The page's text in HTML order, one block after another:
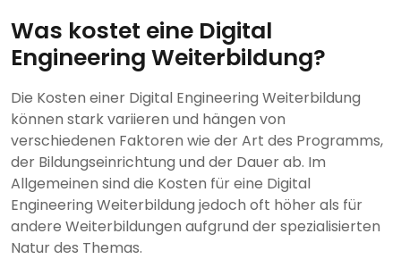
Was kostet eine Digital
Engineering Weiterbildung?
Die Kosten einer Digital Engineering Weiterbildung
können stark variieren und hängen von
verschiedenen Faktoren wie der Art des Programms,
der Bildungseinrichtung und der Dauer ab. Im
Allgemeinen sind die Kosten für eine Digital
Engineering Weiterbildung jedoch oft höher als für
andere Weiterbildungen aufgrund der spezialisierten
Natur des Themas.